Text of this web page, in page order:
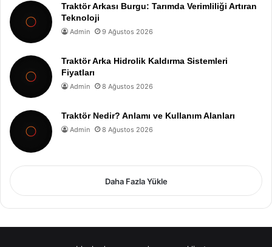
Traktör Arkası Burgu: Tarımda Verimliliği Artıran
Teknoloji
Admin 9 Ağustos 2026
Traktör Arka Hidrolik Kaldırma Sistemleri
Fiyatları
Admin 8 Ağustos 2026
Traktör Nedir? Anlamı ve Kullanım Alanları
Admin 8 Ağustos 2026
Daha Fazla Yükle